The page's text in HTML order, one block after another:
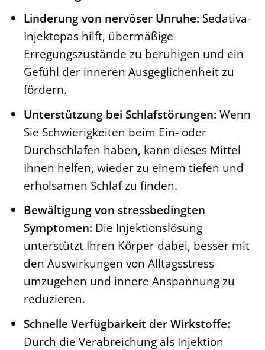
Linderung von nervöser Unruhe: Sedativa-
Injektopas hilft, übermäßige
Erregungszustände zu beruhigen und ein
Gefühl der inneren Ausgeglichenheit zu
fördern.
Unterstützung bei Schlafstörungen: Wenn
Sie Schwierigkeiten beim Ein- oder
Durchschlafen haben, kann dieses Mittel
Ihnen helfen, wieder zu einem tiefen und
erholsamen Schlaf zu finden.
Bewältigung von stressbedingten
Symptomen: Die Injektionslösung
unterstützt Ihren Körper dabei, besser mit
den Auswirkungen von Alltagsstress
umzugehen und innere Anspannung zu
reduzieren.
Schnelle Verfügbarkeit der Wirkstoffe:
Durch die Verabreichung als Injektion